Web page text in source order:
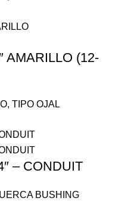
AMARILLO (12-
, TIPO OJAL
– CONDUIT
BUSHING